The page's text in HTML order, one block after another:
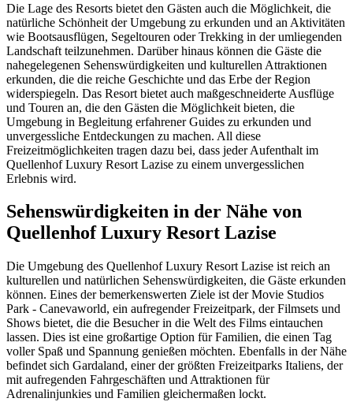
Die Lage des Resorts bietet den Gästen auch die Möglichkeit, die
natürliche Schönheit der Umgebung zu erkunden und an Aktivitäten
wie Bootsausflügen, Segeltouren oder Trekking in der umliegenden
Landschaft teilzunehmen. Darüber hinaus können die Gäste die
nahegelegenen Sehenswürdigkeiten und kulturellen Attraktionen
erkunden, die die reiche Geschichte und das Erbe der Region
widerspiegeln. Das Resort bietet auch maßgeschneiderte Ausflüge
und Touren an, die den Gästen die Möglichkeit bieten, die
Umgebung in Begleitung erfahrener Guides zu erkunden und
unvergessliche Entdeckungen zu machen. All diese
Freizeitmöglichkeiten tragen dazu bei, dass jeder Aufenthalt im
Quellenhof Luxury Resort Lazise zu einem unvergesslichen
Erlebnis wird.
Sehenswürdigkeiten in der Nähe von
Quellenhof Luxury Resort Lazise
Die Umgebung des Quellenhof Luxury Resort Lazise ist reich an
kulturellen und natürlichen Sehenswürdigkeiten, die Gäste erkunden
können. Eines der bemerkenswerten Ziele ist der Movie Studios
Park - Canevaworld, ein aufregender Freizeitpark, der Filmsets und
Shows bietet, die die Besucher in die Welt des Films eintauchen
lassen. Dies ist eine großartige Option für Familien, die einen Tag
voller Spaß und Spannung genießen möchten. Ebenfalls in der Nähe
befindet sich Gardaland, einer der größten Freizeitparks Italiens, der
mit aufregenden Fahrgeschäften und Attraktionen für
Adrenalinjunkies und Familien gleichermaßen lockt.